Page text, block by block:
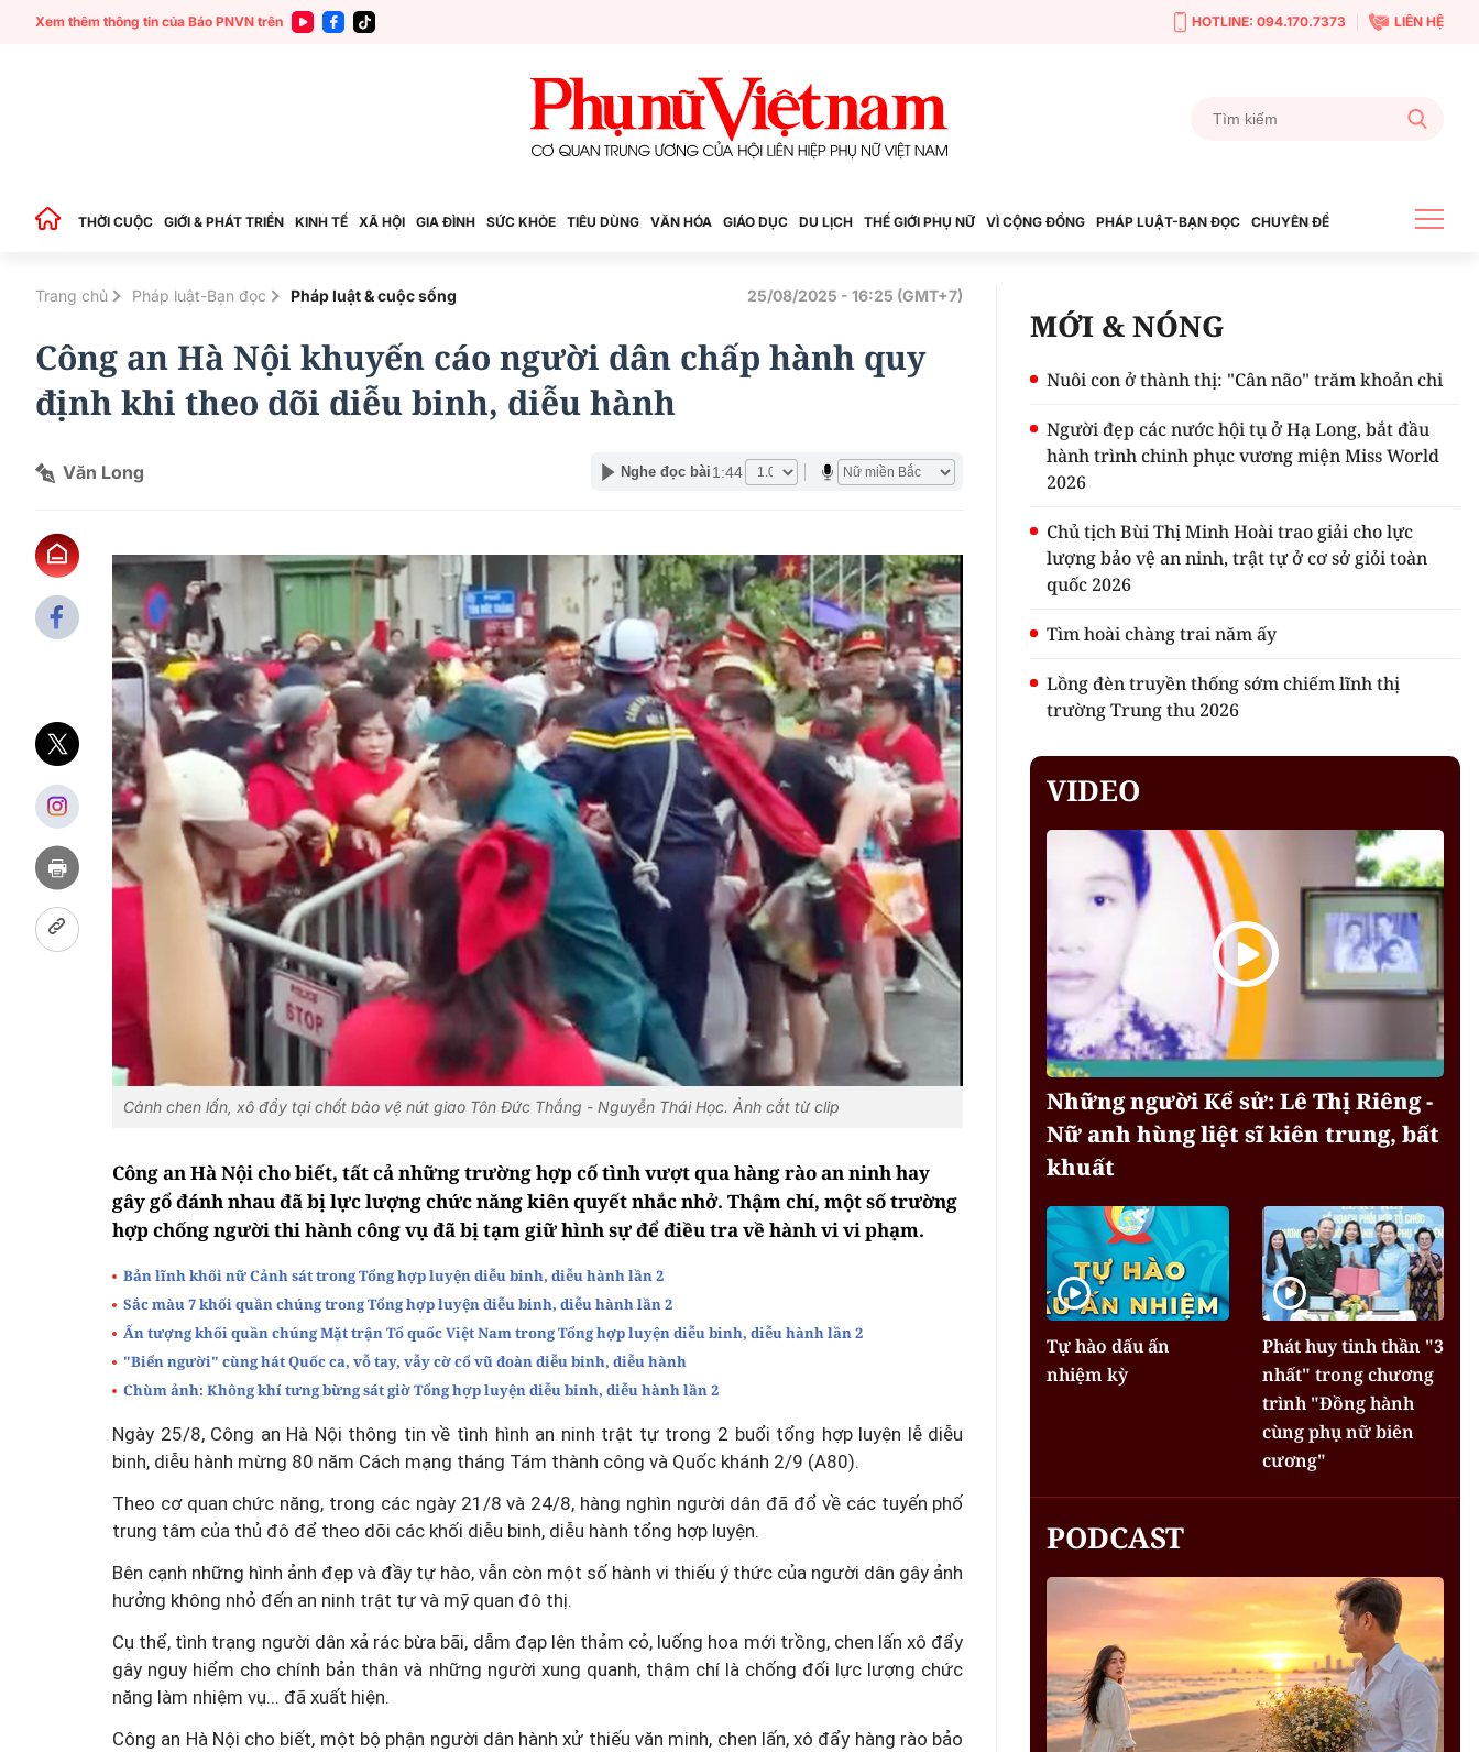
Xem thêm thông tin của Báo PNVN trên HOTLINE: 094.170.7373 LIÊN HỆ
THỜI CUỘC GIỚI & PHÁT TRIỂN KINH TẾ XÃ HỘI GIA ĐÌNH SỨC KHỎE TIÊU DÙNG VĂN HÓA GIÁO DỤC DU LỊCH THẾ GIỚI PHỤ NỮ VÌ CỘNG ĐỒNG PHÁP LUẬT-BẠN ĐỌC CHUYÊN ĐỀ
Trang chủ Pháp luật-Bạn đọc Pháp luật & cuộc sống 25/08/2025 - 16:25 (GMT+7)
Công an Hà Nội khuyến cáo người dân chấp hành quy
định khi theo dõi diễu binh, diễu hành
Văn Long Nghe đọc bài 1:44
Cảnh chen lấn, xô đẩy tại chốt bảo vệ nút giao Tôn Đức Thắng - Nguyễn Thái Học. Ảnh cắt từ clip
Công an Hà Nội cho biết, tất cả những trường hợp cố tình vượt qua hàng rào an ninh hay
gây gổ đánh nhau đã bị lực lượng chức năng kiên quyết nhắc nhở. Thậm chí, một số trường
hợp chống người thi hành công vụ đã bị tạm giữ hình sự để điều tra về hành vi vi phạm.
Bản lĩnh khối nữ Cảnh sát trong Tổng hợp luyện diễu binh, diễu hành lần 2
Sắc màu 7 khối quần chúng trong Tổng hợp luyện diễu binh, diễu hành lần 2
Ấn tượng khối quần chúng Mặt trận Tổ quốc Việt Nam trong Tổng hợp luyện diễu binh, diễu hành lần 2
"Biển người" cùng hát Quốc ca, vỗ tay, vẫy cờ cổ vũ đoàn diễu binh, diễu hành
Chùm ảnh: Không khí tưng bừng sát giờ Tổng hợp luyện diễu binh, diễu hành lần 2
Ngày 25/8, Công an Hà Nội thông tin về tình hình an ninh trật tự trong 2 buổi tổng hợp luyện lễ diễu
binh, diễu hành mừng 80 năm Cách mạng tháng Tám thành công và Quốc khánh 2/9 (A80).
Theo cơ quan chức năng, trong các ngày 21/8 và 24/8, hàng nghìn người dân đã đổ về các tuyến phố
trung tâm của thủ đô để theo dõi các khối diễu binh, diễu hành tổng hợp luyện.
Bên cạnh những hình ảnh đẹp và đầy tự hào, vẫn còn một số hành vi thiếu ý thức của người dân gây ảnh
hưởng không nhỏ đến an ninh trật tự và mỹ quan đô thị.
Cụ thể, tình trạng người dân xả rác bừa bãi, dẫm đạp lên thảm cỏ, luống hoa mới trồng, chen lấn xô đẩy
gây nguy hiểm cho chính bản thân và những người xung quanh, thậm chí là chống đối lực lượng chức
năng làm nhiệm vụ... đã xuất hiện.
Công an Hà Nội cho biết, một bộ phận người dân hành xử thiếu văn minh, chen lấn, xô đẩy hàng rào bảo
MỚI & NÓNG
Nuôi con ở thành thị: "Cân não" trăm khoản chi
Người đẹp các nước hội tụ ở Hạ Long, bắt đầu
hành trình chinh phục vương miện Miss World
2026
Chủ tịch Bùi Thị Minh Hoài trao giải cho lực
lượng bảo vệ an ninh, trật tự ở cơ sở giỏi toàn
quốc 2026
Tìm hoài chàng trai năm ấy
Lồng đèn truyền thống sớm chiếm lĩnh thị
trường Trung thu 2026
VIDEO
Những người Kể sử: Lê Thị Riêng -
Nữ anh hùng liệt sĩ kiên trung, bất
khuất
Tự hào dấu ấn
nhiệm kỳ
Phát huy tinh thần "3
nhất" trong chương
trình "Đồng hành
cùng phụ nữ biên
cương"
PODCAST